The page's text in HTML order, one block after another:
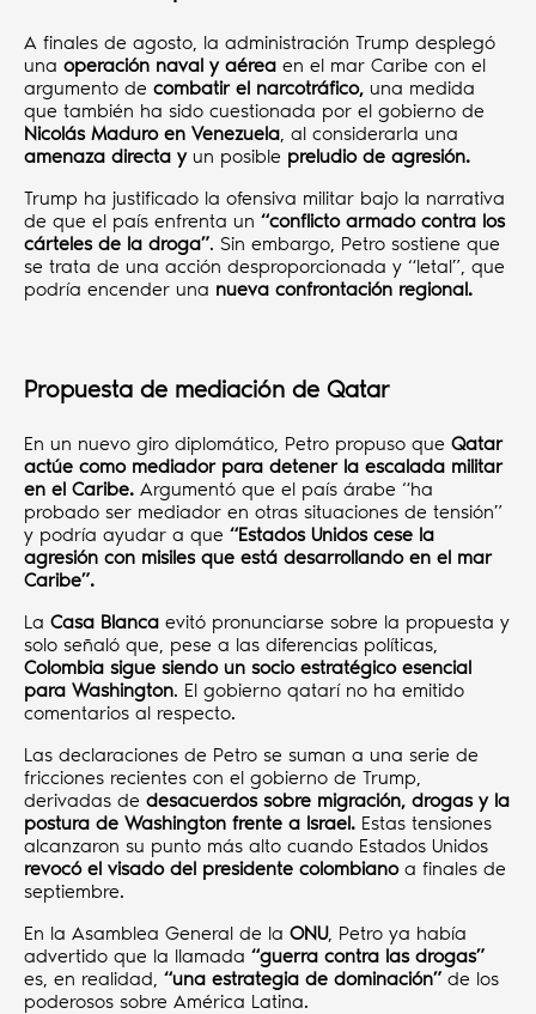
A finales de agosto, la administración Trump desplegó
una operación naval y aérea en el mar Caribe con el
argumento de combatir el narcotráfico, una medida
que también ha sido cuestionada por el gobierno de
Nicolás Maduro en Venezuela, al considerarla una
amenaza directa yun posible preludio de agresión.
Trump ha justificado la ofensiva militar bajo la narrativa
de que el país enfrenta un “conflicto armado contra los
cárteles de la droga”. Sin embargo, Petro sostiene que
se trata de una acción desproporcionada y “letal”, que
podría encender una nueva confrontación regional.
Propuesta de mediación de Qatar
En un nuevo giro diplomático, Petro propuso que Qatar
actúe como mediador para detener la escalada militar
en el Caribe. Argumentó que el país árabe “ha
probado ser mediador en otras situaciones de tensión”
y podría ayudar a que “Estados Unidos cese la
agresión con misiles que está desarrollando en el mar
Caribe”.
La Casa Blanca evitó pronunciarse sobre la propuesta y
solo señaló que, pese a las diferencias políticas,
Colombia sigue siendo un socio estratégico esencial
para Washington. El gobierno qatarí no ha emitido
comentarios al respecto.
Las declaraciones de Petro se suman a una serie de
fricciones recientes con el gobierno de Trump,
derivadas de desacuerdos sobre migración, drogas y la
postura de Washington frente a Israel. Estas tensiones
alcanzaron su punto más alto cuando Estados Unidos
revocó el visado del presidente colombianoa finales de
septiembre.
En la Asamblea General de la ONU, Petro ya había
advertido que la llamada “guerra contra las drogas”
es, en realidad, “una estrategia de dominación” de los
poderosos sobre América Latina.